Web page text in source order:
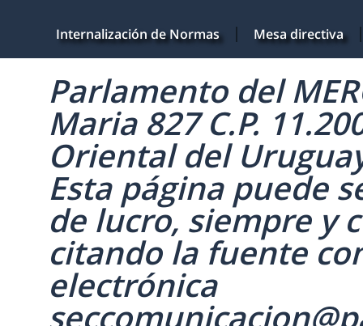
Internalización de Normas Mesa directiva
Parlamento del
Maria 827 C.P.
Oriental del
Esta página puede
de lucro, siempre y
citando la fuente
electrónica